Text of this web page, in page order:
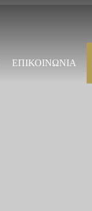
ΕΠΙΚΟΙΝΩΝΙΑ